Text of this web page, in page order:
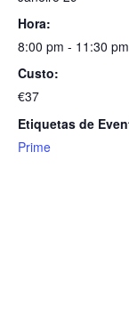
Hora:
8:00 pm - 11:30 pm
Custo:
€37
Etiquetas de
Prime